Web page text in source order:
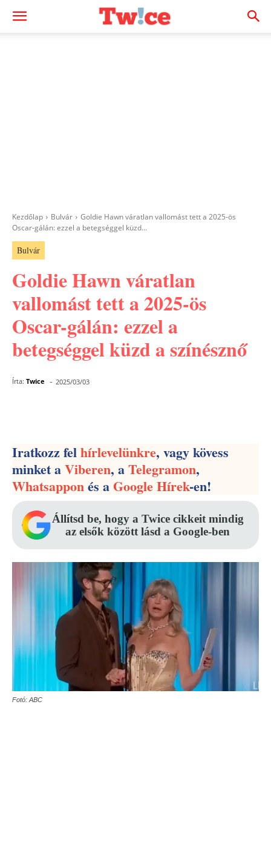
Kezdőlap Bulvár
Goldie Hawn váratlan vallomást tett a 2025-ös
Oscar-gálán: ezzel a betegséggel küzd...
Bulvár
Goldie Hawn váratlan
vallomást tett a 2025-ös
Oscar-gálán: ezzel a
betegséggel küzd a színésznő
Írta: Twice - 2025/03/03
Iratkozz felhírlevelünkre, vagy kövess
minket aViberen, aTelegramon,
Whatsapponés aGoogle Hírek-en!
Állítsd be, hogy a Twice cikkeit mindig
az elsők között lásd a Google-ben
Fotó: ABC